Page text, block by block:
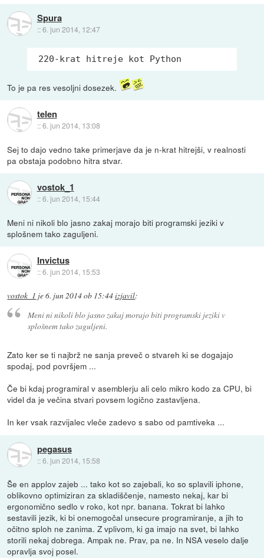
Spura
::6. jun 2014, 12:47
220-krat hitreje kot Python
To je pa res vesoljni dosezek.
telen
::6. jun 2014, 13:08
Sej to dajo vedno take primerjave da je n-krat hitrejši, v realnosti
pa obstaja podobno hitra stvar.
vostok_1
::6. jun 2014, 15:44
Meni ni nikoli blo jasno zakaj morajo biti programski jeziki v
splošnem tako zaguljeni.
Invictus
::6. jun 2014, 15:53
vostok_1 je6. jun 2014 ob 15:44izjavil:
Meni ni nikoli blo jasno zakaj morajo biti programski jeziki v
splošnem tako zaguljeni.
Zato ker se ti najbrž ne sanja preveč o stvareh ki se dogajajo
spodaj, pod površjem ...
Če bi kdaj programiral v asemblerju ali celo mikro kodo za CPU, bi
videl da je večina stvari povsem logično zastavljena.
In ker vsak razvijalec vleče zadevo s sabo od pamtiveka ...
pegasus
::6. jun 2014, 15:58
Še en applov zajeb ... tako kot so zajebali, ko so splavili iphone,
oblikovno optimiziran za skladiščenje, namesto nekaj, kar bi
ergonomično sedlo v roko, kot npr. banana. Tokrat bi lahko
sestavili jezik, ki bi onemogočal unsecure programiranje, a jih to
očitno sploh ne zanima. Z vplivom, ki ga imajo na svet, bi lahko
storili nekaj dobrega. Ampak ne. Prav, pa ne. In NSA veselo dalje
opravlja svoj posel.